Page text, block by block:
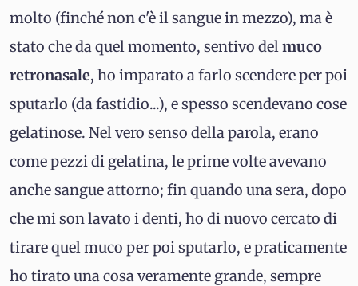
molto (finché non c'è il sangue in mezzo), ma è
stato che da quel momento, sentivo delmuco
retronasale, ho imparato a farlo scendere per poi
sputarlo (da fastidio...), e spesso scendevano cose
gelatinose. Nel vero senso della parola, erano
come pezzi di gelatina, le prime volte avevano
anche sangue attorno; fin quando una sera, dopo
che mi son lavato i denti, ho di nuovo cercato di
tirare quel muco per poi sputarlo, e praticamente
ho tirato una cosa veramente grande, sempre